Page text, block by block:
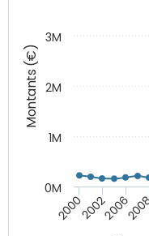
Montants (€)
200020022006
0M
1M
2M
3M